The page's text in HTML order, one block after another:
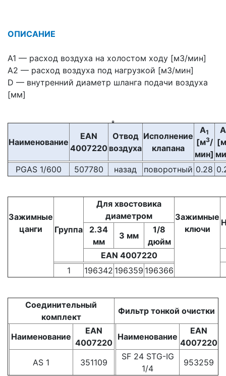
ОПИСАНИЕ
A1 — расход воздуха на холостом ходу [м3/мин]
A2 — расход воздуха под нагрузкой [м3/мин]
D — внутренний диаметр шланга подачи воздуха
[мм]
Наименование
EAN
4007220
Отвод
воздуха
Исполнение
клапана
A1
[м3/
мин]
A
[м
PGAS 1/600
507780 назад поворотный 0.28
Зажимные
цанги
Группа
Для хвостовика
диаметром
Зажимные
ключи
2.34
мм
3 мм
1/8
дюйм
EAN 4007220
1 196342 196359 196366
Соединительный
комплект
Фильтр тонкой очистки
Наименование
EAN
4007220
Наименование
EAN
4007220
AS 1
351109
SF 24 STG-IG
1/4
953259